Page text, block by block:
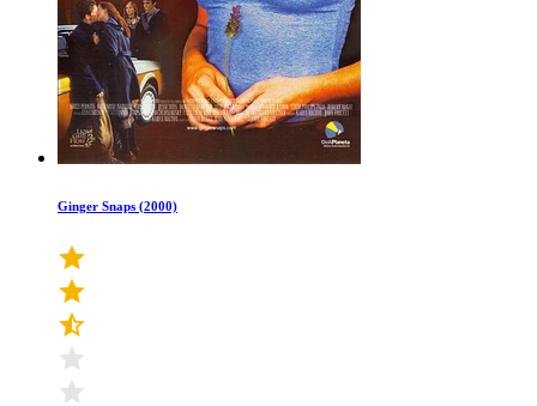
Ginger Snaps (2000)